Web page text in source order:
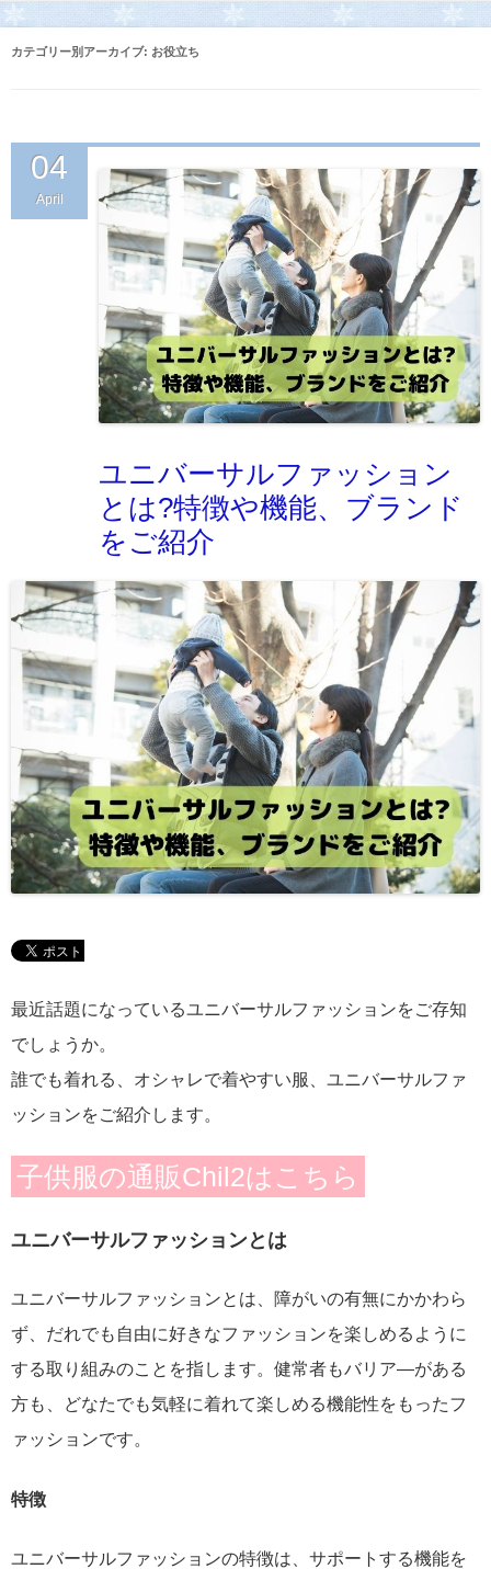
子供服通販の
カテゴリー別アーカイブ: お役立ち
04
April
ユニバーサルファッション
とは?特徴や機能、ブランド
をご紹介
最近話題になっているユニバーサルファッションをご存知
でしょうか。
誰でも着れる、オシャレで着やすい服、ユニバーサルファ
ッションをご紹介します。
子供服の通販Chil2はこちら
ユニバーサルファッションとは
ユニバーサルファッションとは、障がいの有無にかかわら
ず、だれでも自由に好きなファッションを楽しめるように
する取り組みのことを指します。健常者もバリア―がある
方も、どなたでも気軽に着れて楽しめる機能性をもったフ
ァッションです。
特徴
ユニバーサルファッションの特徴は、サポートする機能を